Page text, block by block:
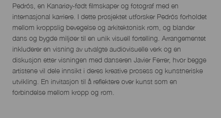
del
evento
Pedrós, en Kanariøy-født filmskaper og fotograf med en
internasjonal karriere. I dette prosjektet utforsker Pedrós forholdet
mellom kroppslig bevegelse og arkitektonisk rom, og blander
dans og bygde miljøer til en unik visuell fortelling. Arrangementet
inkluderer en visning av utvalgte audiovisuelle verk og en
diskusjon etter visningen med danseren Javier Ferrer, hvor begge
artistene vil dele innsikt i deres kreative prosess og kunstneriske
utvikling. En invitasjon til å reflektere over kunst som en
forbindelse mellom kropp og rom.